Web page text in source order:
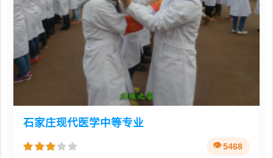
石家庄现代医学中等专业
5468